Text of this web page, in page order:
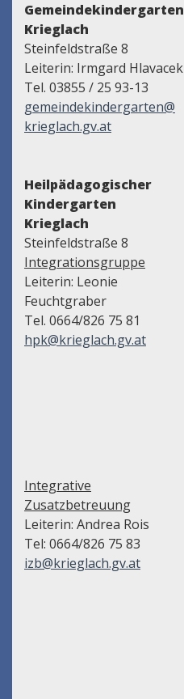
Gemeindekindergarten
Krieglach
Steinfeldstraße 8
Leiterin: Irmgard Hlavacek
Tel. 03855 / 25 93-13
gemeindekindergarten@
krieglach.gv.at
Heilpädagogischer
Kindergarten
Krieglach
Steinfeldstraße 8
Integrationsgruppe
Leiterin: Leonie
Feuchtgraber
Tel. 0664/826 75 81
hpk@krieglach.gv.at
Integrative
Zusatzbetreuung
Leiterin: Andrea Rois
Tel: 0664/826 75 83
izb@krieglach.gv.at